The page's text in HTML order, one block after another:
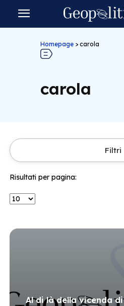
Homepage > carola
carola
Filtri
Risultati per pagina:
Al di là della vicenda